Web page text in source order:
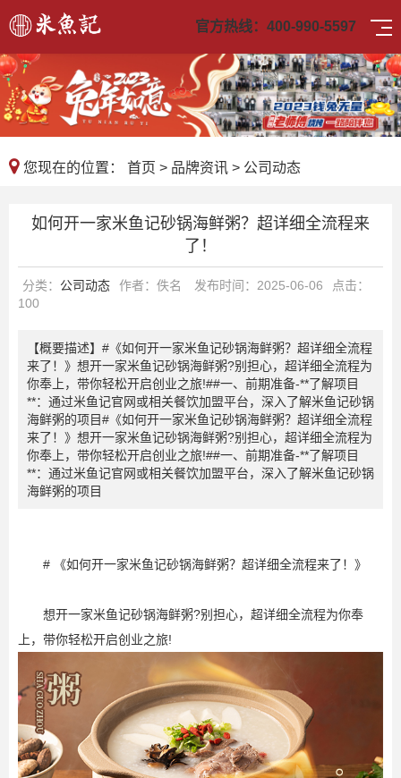
官方热线： 400-990-5597
您现在的位置： 首页 > 品牌资讯 > 公司动态
如何开一家米鱼记砂锅海鲜粥？超详细全流程来
了！
分类： 公司动态 作者：佚名 发布时间：2025-06-06
点击：
100
【概要描述】 #《如何开一家米鱼记砂锅海鲜粥？超详细全流程
来了！》想开一家米鱼记砂锅海鲜粥?别担心，超详细全流程为
你奉上，带你轻松开启创业之旅!##一、前期准备-**了解项目
**：通过米鱼记官网或相关餐饮加盟平台，深入了解米鱼记砂锅
海鲜粥的项目#《如何开一家米鱼记砂锅海鲜粥？超详细全流程
来了！》想开一家米鱼记砂锅海鲜粥?别担心，超详细全流程为
你奉上，带你轻松开启创业之旅!##一、前期准备-**了解项目
**：通过米鱼记官网或相关餐饮加盟平台，深入了解米鱼记砂锅
海鲜粥的项目
# 《如何开一家米鱼记砂锅海鲜粥？超详细全流程来了！》
想开一家米鱼记砂锅海鲜粥?别担心，超详细全流程为你奉
上，带你轻松开启创业之旅!